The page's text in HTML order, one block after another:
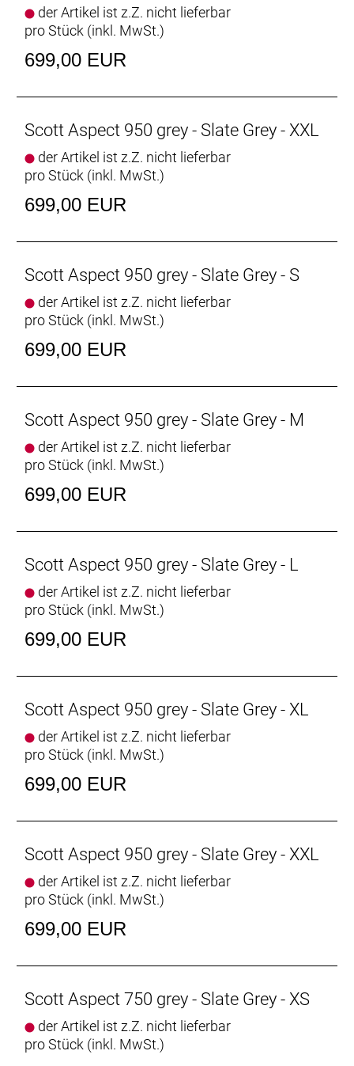
der Artikel ist z.Z. nicht lieferbar
pro Stück (inkl. MwSt.)
699,00 EUR
Scott Aspect 950 grey - Slate Grey - XXL
der Artikel ist z.Z. nicht lieferbar
pro Stück (inkl. MwSt.)
699,00 EUR
Scott Aspect 950 grey - Slate Grey - S
der Artikel ist z.Z. nicht lieferbar
pro Stück (inkl. MwSt.)
699,00 EUR
Scott Aspect 950 grey - Slate Grey - M
der Artikel ist z.Z. nicht lieferbar
pro Stück (inkl. MwSt.)
699,00 EUR
Scott Aspect 950 grey - Slate Grey - L
der Artikel ist z.Z. nicht lieferbar
pro Stück (inkl. MwSt.)
699,00 EUR
Scott Aspect 950 grey - Slate Grey - XL
der Artikel ist z.Z. nicht lieferbar
pro Stück (inkl. MwSt.)
699,00 EUR
Scott Aspect 950 grey - Slate Grey - XXL
der Artikel ist z.Z. nicht lieferbar
pro Stück (inkl. MwSt.)
699,00 EUR
Scott Aspect 750 grey - Slate Grey - XS
der Artikel ist z.Z. nicht lieferbar
pro Stück (inkl. MwSt.)